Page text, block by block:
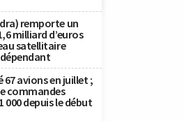
remporte un
milliard d’euros
satellitaire
67 avions en juillet ;
commandes
000 depuis le début